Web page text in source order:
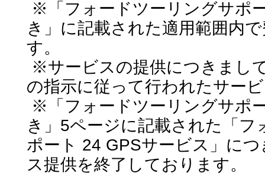
※「フォードツーリングサポ
き」に記載された適用範囲内
す。
※サービスの提供につきまし
の指示に従って行われたサー
※「フォードツーリングサポ
き」5ページに記載された「フ
ポート 24 GPSサービス」に
ス提供を終了しております。